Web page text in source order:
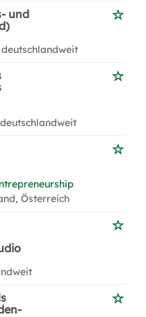
und
Österreich